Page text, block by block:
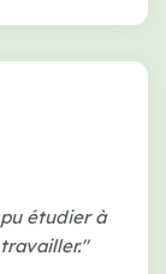
étudier à